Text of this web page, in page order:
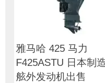
雅马哈 425 马力
F425ASTU 日本制
舷外发动机出售